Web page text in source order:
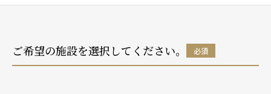
有料老人ホームTOP
グループホーム
ご希望の施設を選択してください。 必須